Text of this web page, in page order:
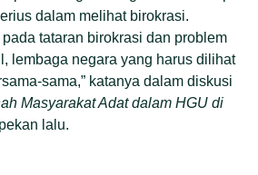
dalam melihat birokrasi.
tataran birokrasi dan problem
lembaga negara yang harus dilihat
sama,” katanya dalam diskusi
Masyarakat Adat dalam HGU di
pekan lalu.